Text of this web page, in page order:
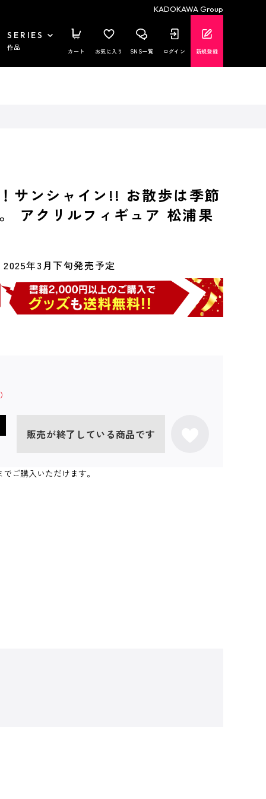
KADOKAWA Group
SERIES
作品 カート お気に入り SNS一覧 ログイン 新規登録
サンシャイン!! お散歩は季節
アクリルフィギュア 松浦果
2025年3月下旬発売予定
販売が終了している商品です
ご購入いただけます。